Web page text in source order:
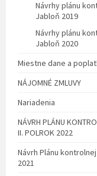
Návrhy plánu
Jabloň 2019
Návrhy plánu
Jabloň 2020
Miestne dane a
NÁJOMNÉ ZMLUVY
Nariadenia
NÁVRH PLÁNU
II. POLROK 2022
Návrh Plánu
2021